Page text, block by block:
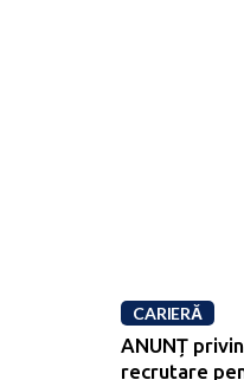
CARIERĂ
ANUNȚ
recrutare